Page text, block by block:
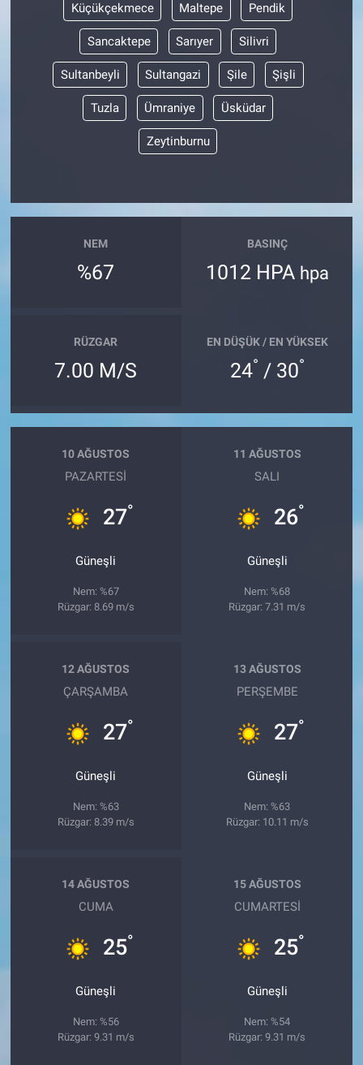
Küçükçekmece Maltepe Pendik
Sancaktepe Sarıyer Silivri
Sultanbeyli Sultangazi Şile Şişli
Tuzla Ümraniye Üsküdar
Zeytinburnu
NEM
%67
BASINÇ
1012 HPA hpa
RÜZGAR
7.00 M/S
EN DÜŞÜK / EN YÜKSEK
24° / 30°
10 AĞUSTOS
PAZARTESI
27°
Güneşli
Nem: %67
Rüzgar: 8.69 m/s
11 AĞUSTOS
SALI
26°
Güneşli
Nem: %68
Rüzgar: 7.31 m/s
12 AĞUSTOS
ÇARŞAMBA
27°
Güneşli
Nem: %63
Rüzgar: 8.39 m/s
13 AĞUSTOS
PERŞEMBE
27°
Güneşli
Nem: %63
Rüzgar: 10.11 m/s
14 AĞUSTOS
CUMA
25°
Güneşli
Nem: %56
Rüzgar: 9.31 m/s
15 AĞUSTOS
CUMARTESI
25°
Güneşli
Nem: %54
Rüzgar: 9.31 m/s